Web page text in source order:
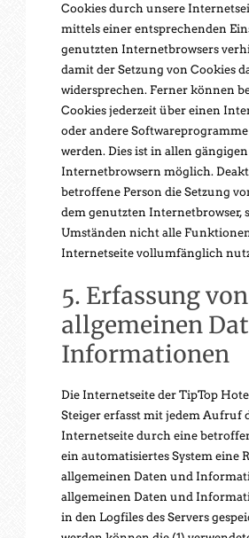
Cookies durch unsere
mittels einer entsprechenden
genutzten Internetbrowsers
damit der Setzung von Cookies
widersprechen. Ferner können
Cookies jederzeit über einen
oder andere
werden. Dies ist in allen gängigen
Internetbrowsern möglich.
betroffene Person die Setzung
dem genutzten Internetbrowser,
Umständen nicht alle
Internetseite vollumfänglich
5. Erfassung von
allgemeinen
Informationen
Die Internetseite der TipTop
Steiger erfasst mit jedem Aufruf
Internetseite durch eine
ein automatisiertes System eine
allgemeinen Daten und
allgemeinen Daten und
in den Logfiles des Servers